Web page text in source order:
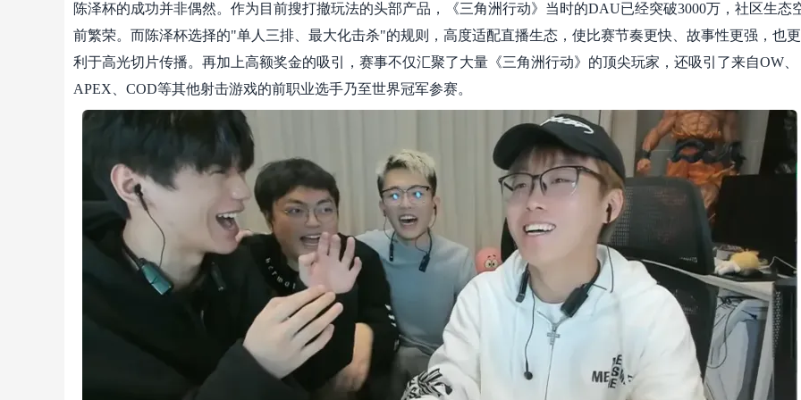
陈泽杯的成功并非偶然。作为目前搜打撤玩法的头部产品，《三角洲行动》当时的DAU已经突破3000万，社区生态
前繁荣。而陈泽杯选择的"单人三排、最大化击杀"的规则，高度适配直播生态，使比赛节奏更快、故事性更强，也更
利于高光切片传播。再加上高额奖金的吸引，赛事不仅汇聚了大量《三角洲行动》的顶尖玩家，还吸引了来自OW、
APEX、COD等其他射击游戏的前职业选手乃至世界冠军参赛。